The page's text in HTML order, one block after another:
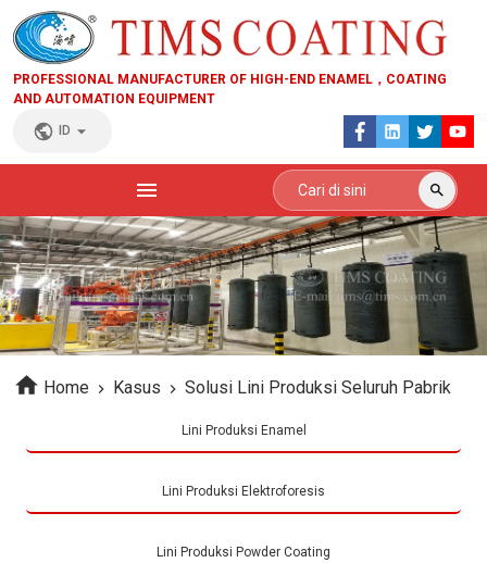
PROFESSIONAL MANUFACTURER OF HIGH-END ENAMEL，COATING
AND AUTOMATION EQUIPMENT
ID
Home Kasus Solusi Lini Produksi Seluruh Pabrik
Lini Produksi Enamel
Lini Produksi Elektroforesis
Lini Produksi Powder Coating